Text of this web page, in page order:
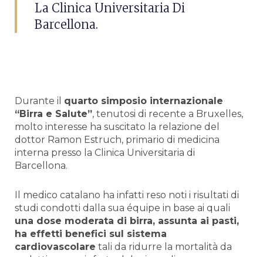
La Clinica Universitaria Di
Barcellona.
Durante il quarto simposio internazionale
“Birra e Salute”, tenutosi di recente a Bruxelles,
molto interesse ha suscitato la relazione del
dottor Ramon Estruch, primario di medicina
interna presso la Clinica Universitaria di
Barcellona.
Il medico catalano ha infatti reso noti i risultati di
studi condotti dalla sua équipe in base ai quali
una dose moderata di birra, assunta ai pasti,
ha effetti benefici sul sistema
cardiovascolare tali da ridurre la mortalità da